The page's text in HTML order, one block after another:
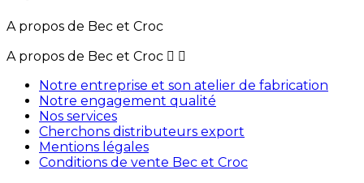
A propos de Bec et Croc
A propos de Bec et Croc  
Notre entreprise et son atelier de fabrication
Notre engagement qualité
Nos services
Cherchons distributeurs export
Mentions légales
Conditions de vente Bec et Croc